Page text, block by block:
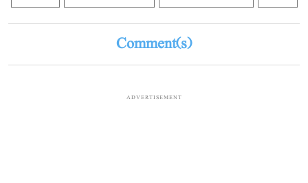
Comment(s)
ADVERTISEMENT